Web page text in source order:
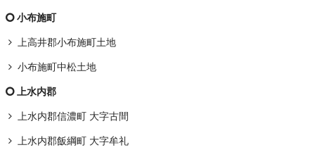
小布施町
上高井郡小布施町土地
小布施町中松土地
上水内郡
上水内郡信濃町 大字古間
上水内郡飯綱町 大字牟礼